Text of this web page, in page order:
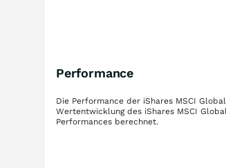
Performance
Die Performance der iShares MSCI
Wertentwicklung des iShares MSCI
Performances berechnet.